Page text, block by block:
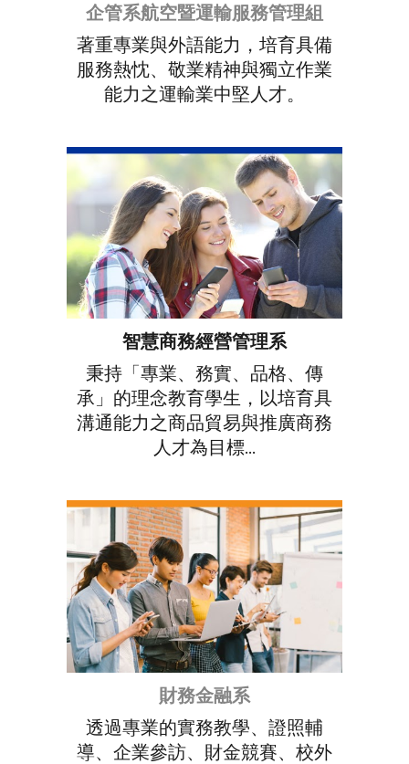
企管系航空暨運輸服務管理組
著重專業與外語能力，培育具備
服務熱忱、敬業精神與獨立作業
能力之運輸業中堅人才。
智慧商務經營管理系
秉持「專業、務實、品格、傳
承」的理念教育學生，以培育具
溝通能力之商品貿易與推廣商務
人才為目標...
財務金融系
透過專業的實務教學、證照輔
導、企業參訪、財金競賽、校外